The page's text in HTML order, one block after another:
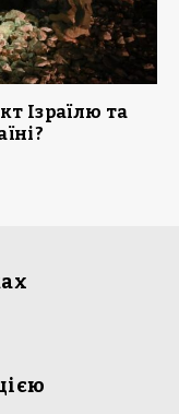
Ізраїлю та